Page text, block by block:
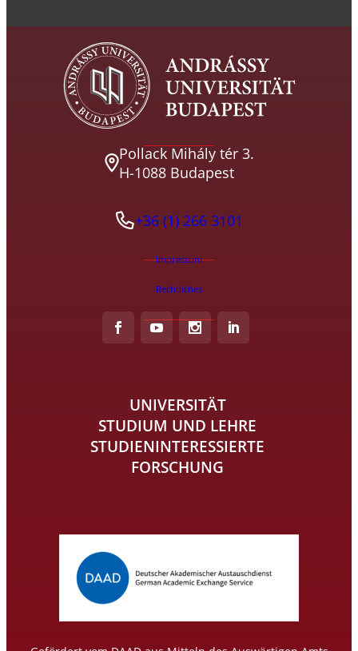
Pollack Mihály tér 3.
H-1088 Budapest
+36 (1) 266 3101
Impressum
Rechtliches
UNIVERSITÄT
STUDIUM UND LEHRE
STUDIENINTERESSIERTE
FORSCHUNG